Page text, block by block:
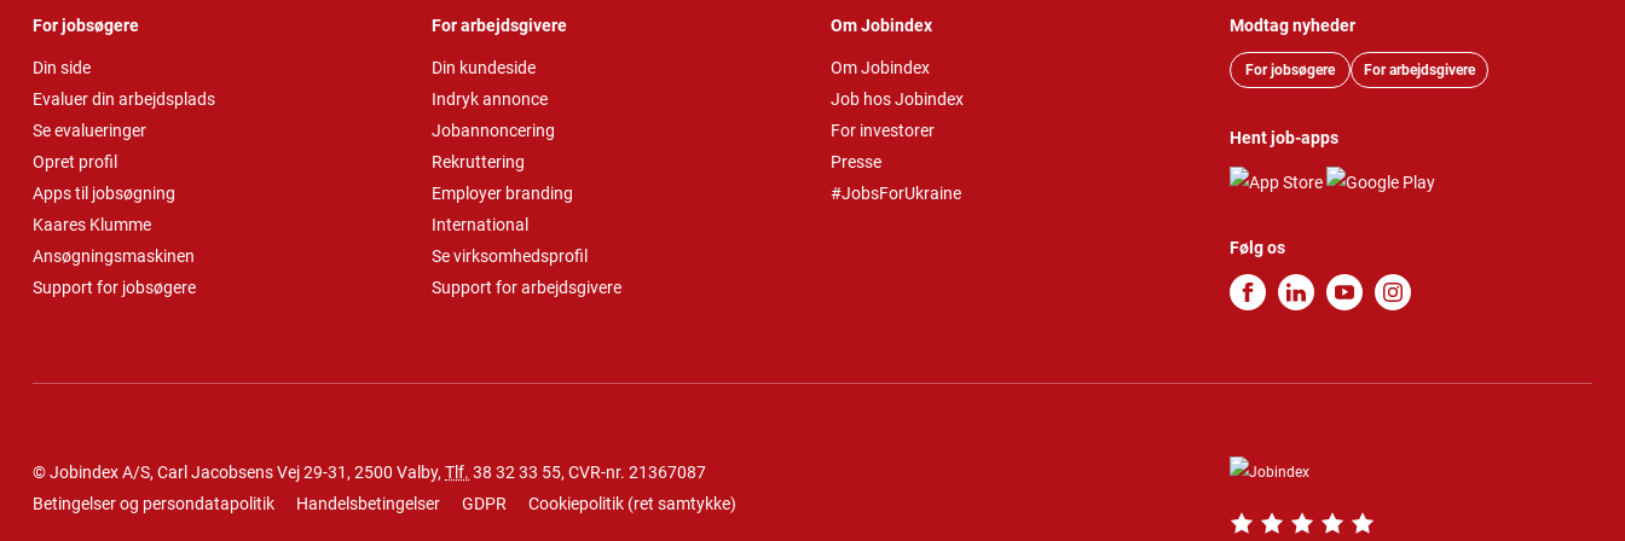
For jobsøgere
Din side
Evaluer din arbejdsplads
Se evalueringer
Opret profil
Apps til jobsøgning
Kaares Klumme
Ansøgningsmaskinen
Support for jobsøgere
For arbejdsgivere
Din kundeside
Indryk annonce
Jobannoncering
Rekruttering
Employer branding
International
Se virksomhedsprofil
Support for arbejdsgivere
Om Jobindex
Om Jobindex
Job hos Jobindex
For investorer
Presse
#JobsForUkraine
Modtag nyheder
For jobsøgere For arbejdsgivere
Hent job-apps
Følg os
© Jobindex A/S, Carl Jacobsens Vej 29-31, 2500 Valby, Tlf. 38 32 33 55, CVR-nr. 21367087
Betingelser og persondatapolitik
Handelsbetingelser GDPR Cookiepolitik (ret samtykke)